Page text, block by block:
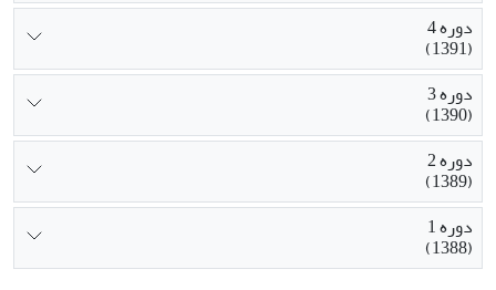
دوره 4
(1391)
دوره 3
(1390)
دوره 2
(1389)
دوره 1
(1388)